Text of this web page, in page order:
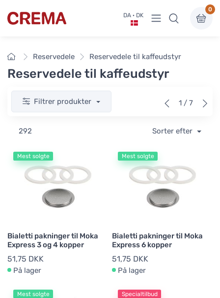
Crema DA · DK Vis undermenu
0
ForsideReservedele Reservedele til kaffeudstyr
Reservedele til kaffeudstyr
Filtrer produkter 1 / 7
292 Sorter efter
Mest solgte
Bialetti pakninger til Moka
Express 3 og 4 kopper
51,75 DKK
På lager
Mest solgte
Bialetti pakninger til Moka
Express 6 kopper
51,75 DKK
På lager
Mest solgte Specialtilbud